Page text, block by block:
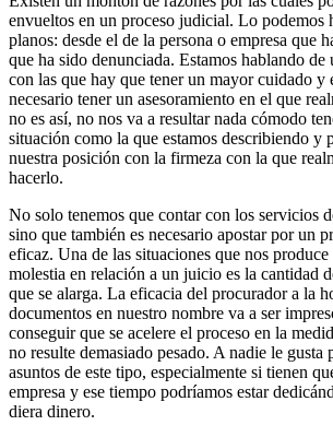
envueltos en un proceso judicial. Lo podemos
planos: desde el de la persona o empresa que
que ha sido denunciada. Estamos hablando de
con las que hay que tener un mayor cuidado y
necesario tener un asesoramiento en el que
no es así, no nos va a resultar nada cómodo
situación como la que estamos describiendo y
nuestra posición con la firmeza con la que
hacerlo.
No solo tenemos que contar con los servicios
sino que también es necesario apostar por un
eficaz. Una de las situaciones que nos
molestia en relación a un juicio es la cantidad
que se alarga. La eficacia del procurador a la
documentos en nuestro nombre va a ser
conseguir que se acelere el proceso en la
no resulte demasiado pesado. A nadie le gusta
asuntos de este tipo, especialmente si tienen
empresa y ese tiempo podríamos estar
diera dinero.